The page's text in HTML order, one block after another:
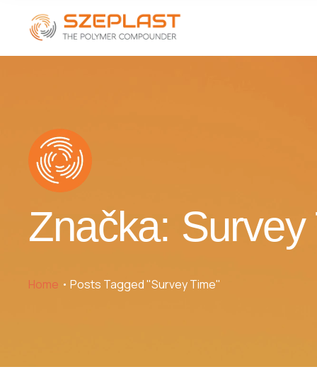
Značka: Survey
Home Posts Tagged "Survey Time"